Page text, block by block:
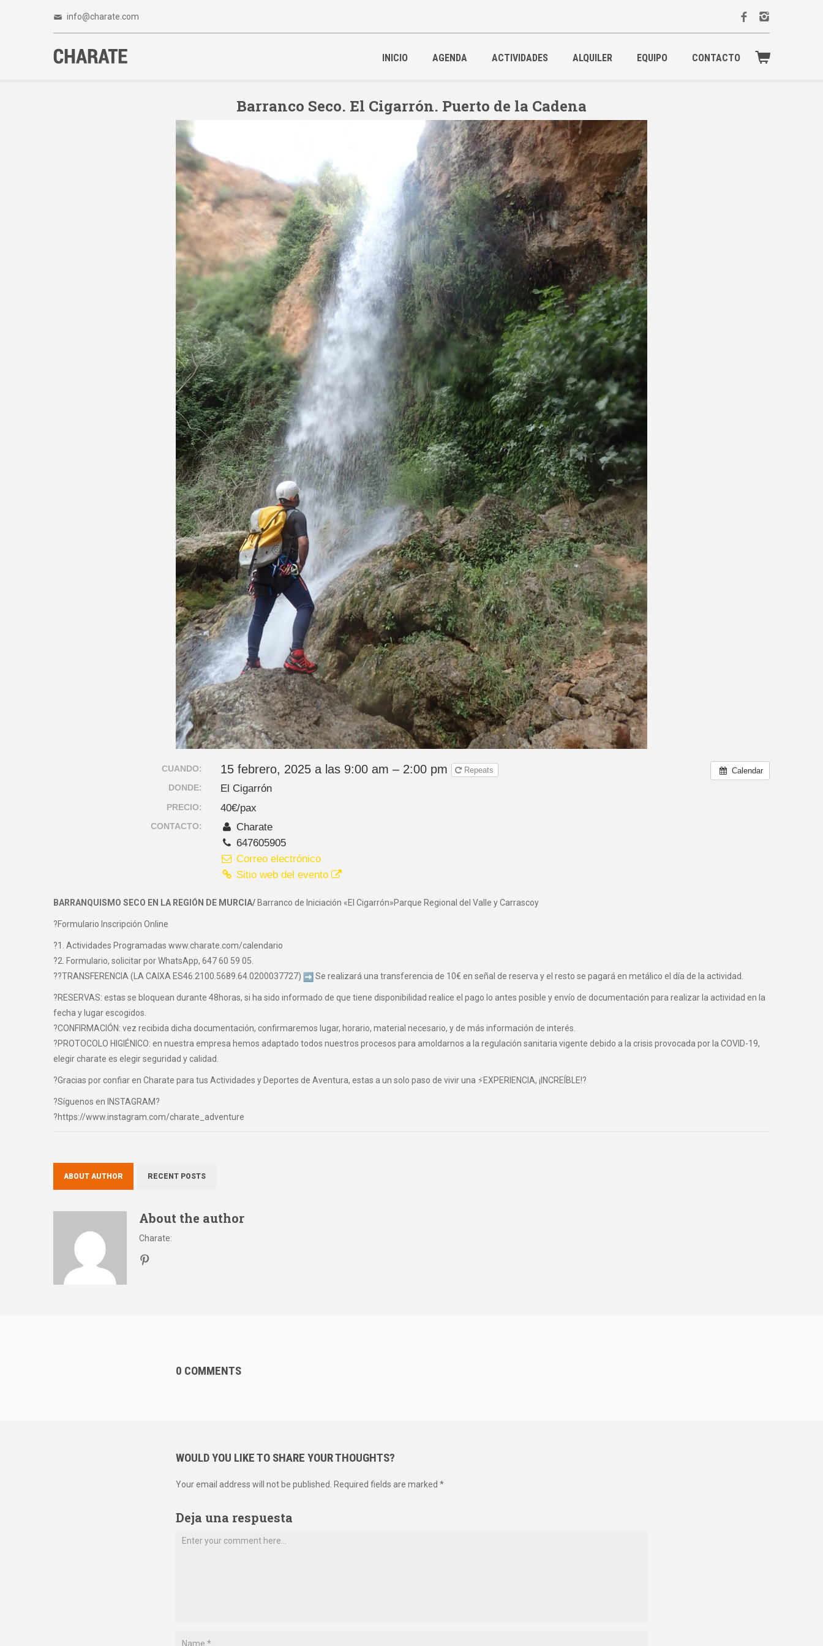
info@charate.com
INICIO AGENDA ACTIVIDADES ALQUILER EQUIPO CONTACTO
Barranco Seco. El Cigarrón. Puerto de la Cadena
Calendar
CUANDO: 15 febrero, 2025 a las 9:00 am – 2:00 pm Repeats
DONDE: El Cigarrón
PRECIO: 40€/pax
CONTACTO:
Charate
647605905
Correo electrónico
Sitio web del evento
BARRANQUISMO SECO EN LA REGIÓN DE MURCIA/ Barranco de Iniciación «El Cigarrón»Parque Regional del Valle y Carrascoy
?Formulario Inscripción Online
?1. Actividades Programadas www.charate.com/calendario
?2. Formulario, solicitar por WhatsApp, 647 60 59 05.
??TRANSFERENCIA (LA CAIXA ES46.2100.5689.64.0200037727)
Se realizará una transferencia de 10€ en señal de reserva y el resto se pagará en metálico el día de la actividad.
?RESERVAS: estas se bloquean durante 48horas, si ha sido informado de que tiene disponibilidad realice el pago lo antes posible y envío de documentación para realizar la actividad en la
fecha y lugar escogidos.
?CONFIRMACIÓN: vez recibida dicha documentación, confirmaremos lugar, horario, material necesario, y de más información de interés.
?PROTOCOLO HIGIÉNICO: en nuestra empresa hemos adaptado todos nuestros procesos para amoldarnos a la regulación sanitaria vigente debido a la crisis provocada por la COVID-19,
elegir charate es elegir seguridad y calidad.
?Gracias por confiar en Charate para tus Actividades y Deportes de Aventura, estas a un solo paso de vivir una ⚡EXPERIENCIA, ¡INCREÍBLE!?
?Síguenos en INSTAGRAM?
?https://www.instagram.com/charate_adventure
ABOUT AUTHOR RECENT POSTS
About the author
Charate:
0 COMMENTS
WOULD YOU LIKE TO SHARE YOUR THOUGHTS?
Your email address will not be published. Required fields are marked *
Deja una respuesta